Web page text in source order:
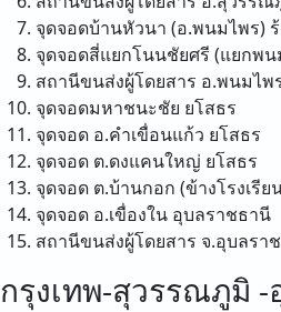
จุดจอดบ้านหัวนา (อ.พนมไพร)
จุดจอดสี่แยกโนนชัยศรี (แยกพน
สถานีขนส่งผู้โดยสาร อ.พนมไพ
จุดจอดมหาชนะชัย ยโสธร
จุดจอด อ.คำเขื่อนแก้ว ยโสธร
จุดจอด ต.ดงแคนใหญ่ ยโสธร
จุดจอด ต.บ้านกอก (ข้างโรงเรี
จุดจอด อ.เขื่องใน อุบลราชธานี
สถานีขนส่งผู้โดยสาร จ.อุบลรา
กรุงเทพ-สุวรรณภูมิ